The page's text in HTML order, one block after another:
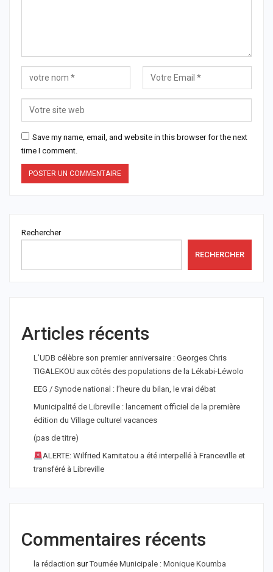
Save my name, email, and website in this browser for the next
time I comment.
Rechercher
RECHERCHER
Articles récents
L’UDB célèbre son premier anniversaire : Georges Chris
TIGALEKOU aux côtés des populations de la Lékabi-Léwolo
EEG / Synode national : l’heure du bilan, le vrai débat
Municipalité de Libreville : lancement officiel de la première
édition du Village culturel vacances
(pas de titre)
ALERTE: Wilfried Kamitatou a été interpellé à Franceville et
transféré à Libreville
Commentaires récents
la rédaction surTournée Municipale : Monique Koumba